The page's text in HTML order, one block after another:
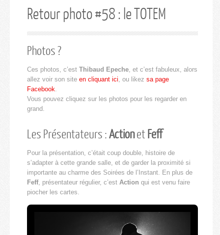
Retour photo #58 : le TOTEM
Photos ?
Ces photos, c’est Thibaud Epeche , et c’est fabuleux, alors
allez voir son site en cliquant ici , ou likez sa page
Facebook
Vous pouvez cliquez sur les photos pour les regarder en
grand.
Les Présentateurs :ActionetFeff
Pour la présentation, c’était coup double, histoire de
s’adapter à cette grande salle, et de garder la proximité si
importante au charme des Soirées de l’Instant. En plus de
Feff, présentateur régulier, c’est Action qui est venu faire
piocher les cartes.